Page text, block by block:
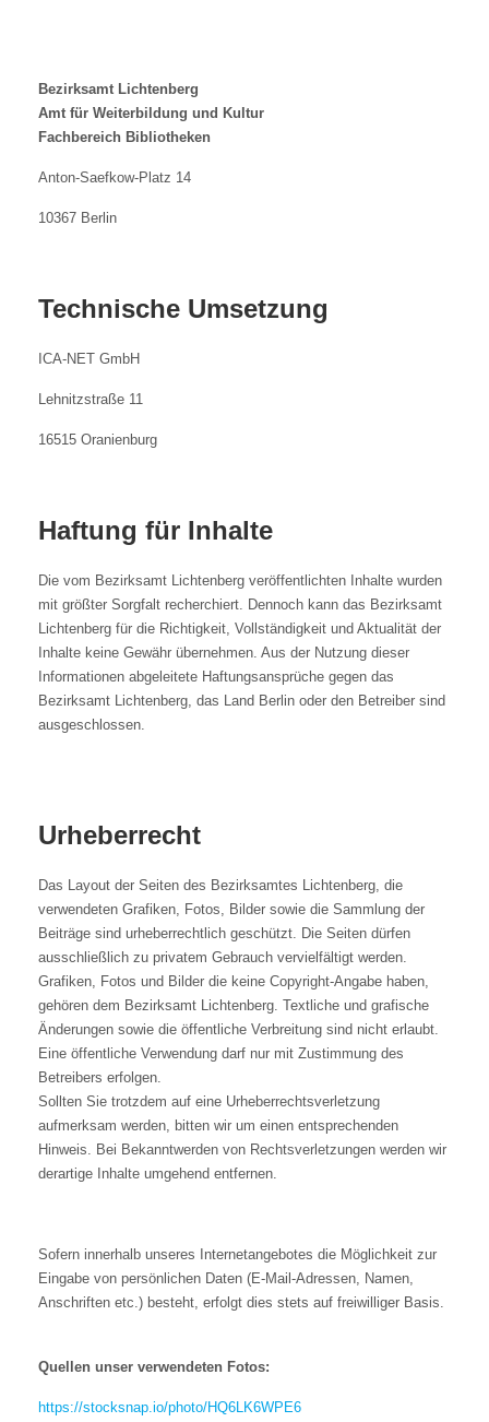
Bezirksamt Lichtenberg
Amt für Weiterbildung und Kultur
Fachbereich Bibliotheken
Anton-Saefkow-Platz 14
10367 Berlin
Technische Umsetzung
ICA-NET GmbH
Lehnitzstraße 11
16515 Oranienburg
Haftung für Inhalte
Die vom Bezirksamt Lichtenberg veröffentlichten Inhalte wurden
mit größter Sorgfalt recherchiert. Dennoch kann das Bezirksamt
Lichtenberg für die Richtigkeit, Vollständigkeit und Aktualität der
Inhalte keine Gewähr übernehmen. Aus der Nutzung dieser
Informationen abgeleitete Haftungsansprüche gegen das
Bezirksamt Lichtenberg, das Land Berlin oder den Betreiber sind
ausgeschlossen.
Urheberrecht
Das Layout der Seiten des Bezirksamtes Lichtenberg, die
verwendeten Grafiken, Fotos, Bilder sowie die Sammlung der
Beiträge sind urheberrechtlich geschützt. Die Seiten dürfen
ausschließlich zu privatem Gebrauch vervielfältigt werden.
Grafiken, Fotos und Bilder die keine Copyright-Angabe haben,
gehören dem Bezirksamt Lichtenberg. Textliche und grafische
Änderungen sowie die öffentliche Verbreitung sind nicht erlaubt.
Eine öffentliche Verwendung darf nur mit Zustimmung des
Betreibers erfolgen.
Sollten Sie trotzdem auf eine Urheberrechtsverletzung
aufmerksam werden, bitten wir um einen entsprechenden
Hinweis. Bei Bekanntwerden von Rechtsverletzungen werden wir
derartige Inhalte umgehend entfernen.
Sofern innerhalb unseres Internetangebotes die Möglichkeit zur
Eingabe von persönlichen Daten (E-Mail-Adressen, Namen,
Anschriften etc.) besteht, erfolgt dies stets auf freiwilliger Basis.
Quellen unser verwendeten Fotos:
https://stocksnap.io/photo/HQ6LK6WPE6